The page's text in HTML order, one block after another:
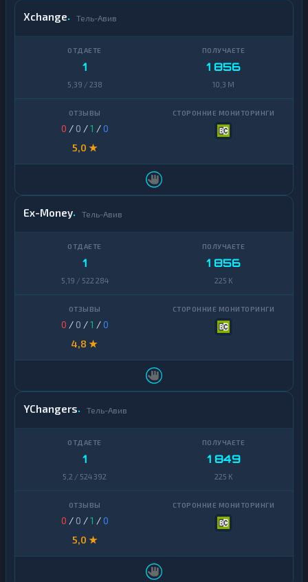
Xchange Тель-Авив
1
5,39 / 238
1 856
10,3 M
0 / 0 /1 /0
5,0 ★
Ex-Money Тель-Авив
1
5,19 / 522 284
1 856
225 K
0 / 0 /1 /0
4,8 ★
YChangers Тель-Авив
1
5,2 / 524 392
1 849
225 K
0 / 0 /1 /0
5,0 ★